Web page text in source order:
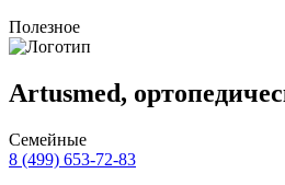
Полезное
Artusmed,
Семейные
8 (499) 653-72-83